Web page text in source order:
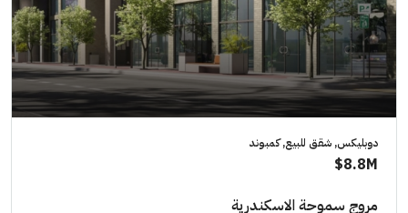
دوبليكس, شقق للبيع, كمبوند
8.8M$
مروج سموحة الاسكندرية